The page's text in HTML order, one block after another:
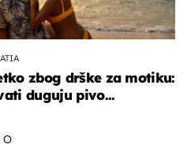
zbog drške za motiku:
duguju pivo...